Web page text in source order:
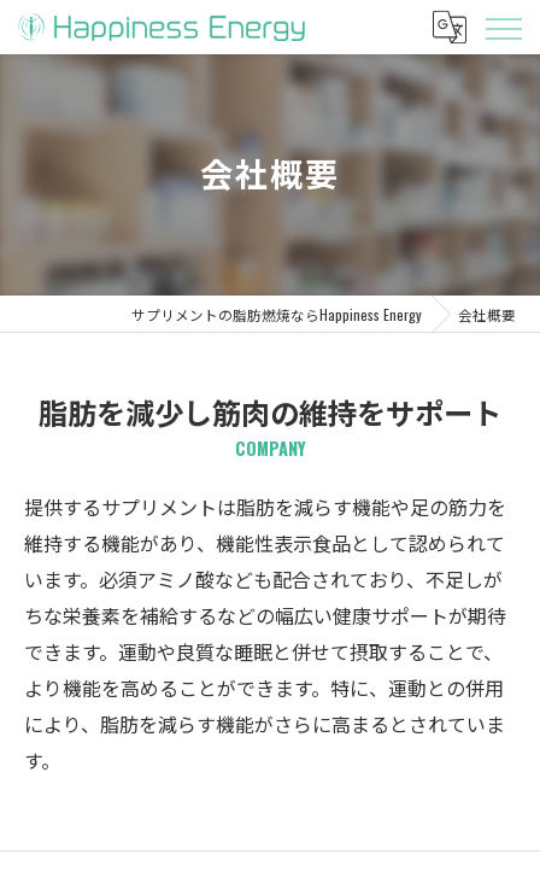
会社概要
サプリメントの脂肪燃焼ならHappiness Energy 会社概要
脂肪を減少し筋肉の維持をサポート
COMPANY
提供するサプリメントは脂肪を減らす機能や足の筋力を
維持する機能があり、機能性表示食品として認められて
います。必須アミノ酸なども配合されており、不足しが
ちな栄養素を補給するなどの幅広い健康サポートが期待
できます。運動や良質な睡眠と併せて摂取することで、
より機能を高めることができます。特に、運動との併用
により、脂肪を減らす機能がさらに高まるとされていま
す。